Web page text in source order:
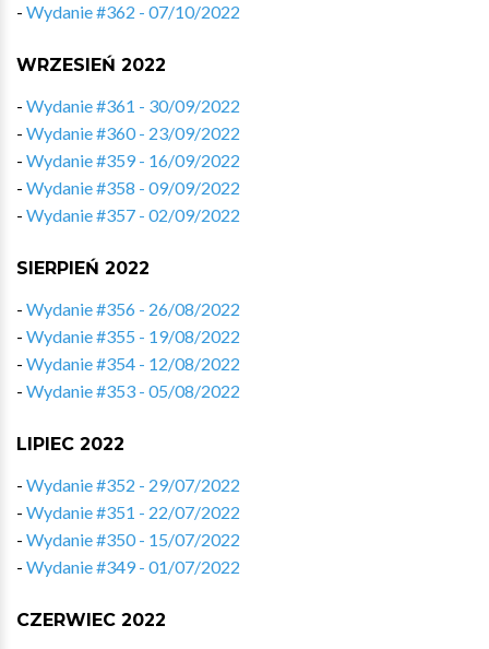
- Wydanie #362 - 07/10/2022
WRZESIEŃ 2022
- Wydanie #361 - 30/09/2022
- Wydanie #360 - 23/09/2022
- Wydanie #359 - 16/09/2022
- Wydanie #358 - 09/09/2022
- Wydanie #357 - 02/09/2022
SIERPIEŃ 2022
- Wydanie #356 - 26/08/2022
- Wydanie #355 - 19/08/2022
- Wydanie #354 - 12/08/2022
- Wydanie #353 - 05/08/2022
LIPIEC 2022
- Wydanie #352 - 29/07/2022
- Wydanie #351 - 22/07/2022
- Wydanie #350 - 15/07/2022
- Wydanie #349 - 01/07/2022
CZERWIEC 2022